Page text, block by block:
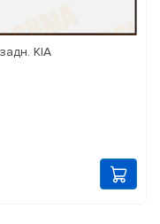
KIA